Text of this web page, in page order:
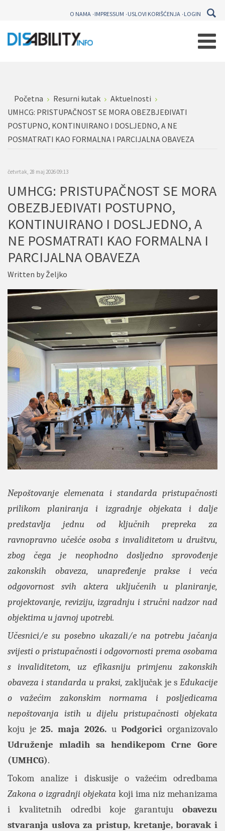
O NAMA IMPRESSUM USLOVI KORIŠĆENJA LOGIN
Početna Resurni kutak
Aktuelnosti
UMHCG: PRISTUPAČNOST SE MORA OBEZBJEĐIVATI
POSTUPNO, KONTINUIRANO I DOSLJEDNO, A NE
POSMATRATI KAO FORMALNA I PARCIJALNA OBAVEZA
četvrtak, 28 maj 2026 09:13
UMHCG: PRISTUPAČNOST SE MORA
OBEZBJEĐIVATI POSTUPNO,
KONTINUIRANO I DOSLJEDNO, A
NE POSMATRATI KAO FORMALNA I
PARCIJALNA OBAVEZA
Written byŽeljko
Nepoštovanje elemenata i standarda pristupačnosti
prilikom planiranja i izgradnje objekata i dalje
predstavlja jednu od ključnih prepreka za
ravnopravno učešće osoba s invaliditetom u društvu,
zbog čega je neophodno dosljedno sprovođenje
zakonskih obaveza, unapređenje prakse i veća
odgovornost svih aktera uključenih u planiranje,
projektovanje, reviziju, izgradnju i stručni nadzor nad
objektima u javnoj upotrebi.
Učesnici/e su posebno ukazali/e na potrebu jačanja
svijesti o pristupačnosti i odgovornosti prema osobama
s invaliditetom, uz efikasniju primjenu zakonskih
obaveza i standarda u praksi, zaključak je s Edukacije
o važećim zakonskim normama i posljedicama
nepoštovanja istih u dijelu pristupačnosti objekata
koju je25. maja 2026.uPodgorici organizovalo
Udruženje mladih sa hendikepom Crne Gore
(UMHCG).
Tokom analize i diskusije o važećim odredbama
Zakona o izgradnji objekata koji ima niz mehanizama
i kvalitetnih odredbi koje garantuju obavezu
stvaranja uslova za pristup, kretanje, boravak i